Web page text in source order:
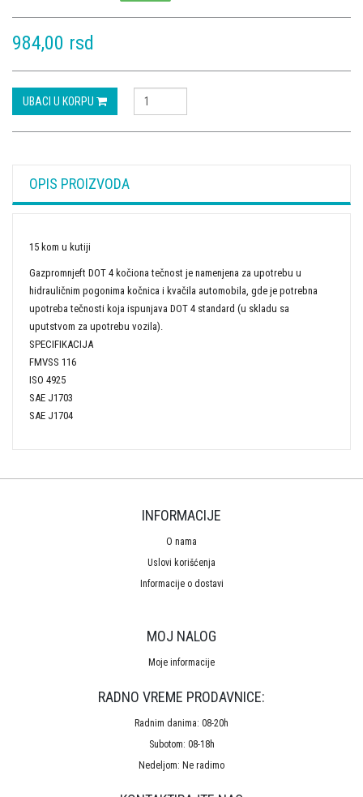
984,00 rsd
UBACI U KORPU
OPIS PROIZVODA
15 kom u kutiji
Gazpromnjeft DOT 4 kočiona tečnost je namenjena za upotrebu u
hidrauličnim pogonima kočnica i kvačila automobila, gde je potrebna
upotreba tečnosti koja ispunjava DOT 4 standard (u skladu sa
uputstvom za upotrebu vozila).
SPECIFIKACIJA
FMVSS 116
ISO 4925
SAE J1703
SAE J1704
INFORMACIJE
O nama
Uslovi korišćenja
Informacije o dostavi
MOJ NALOG
Moje informacije
RADNO VREME PRODAVNICE:
Radnim danima: 08-20h
Subotom: 08-18h
Nedeljom: Ne radimo